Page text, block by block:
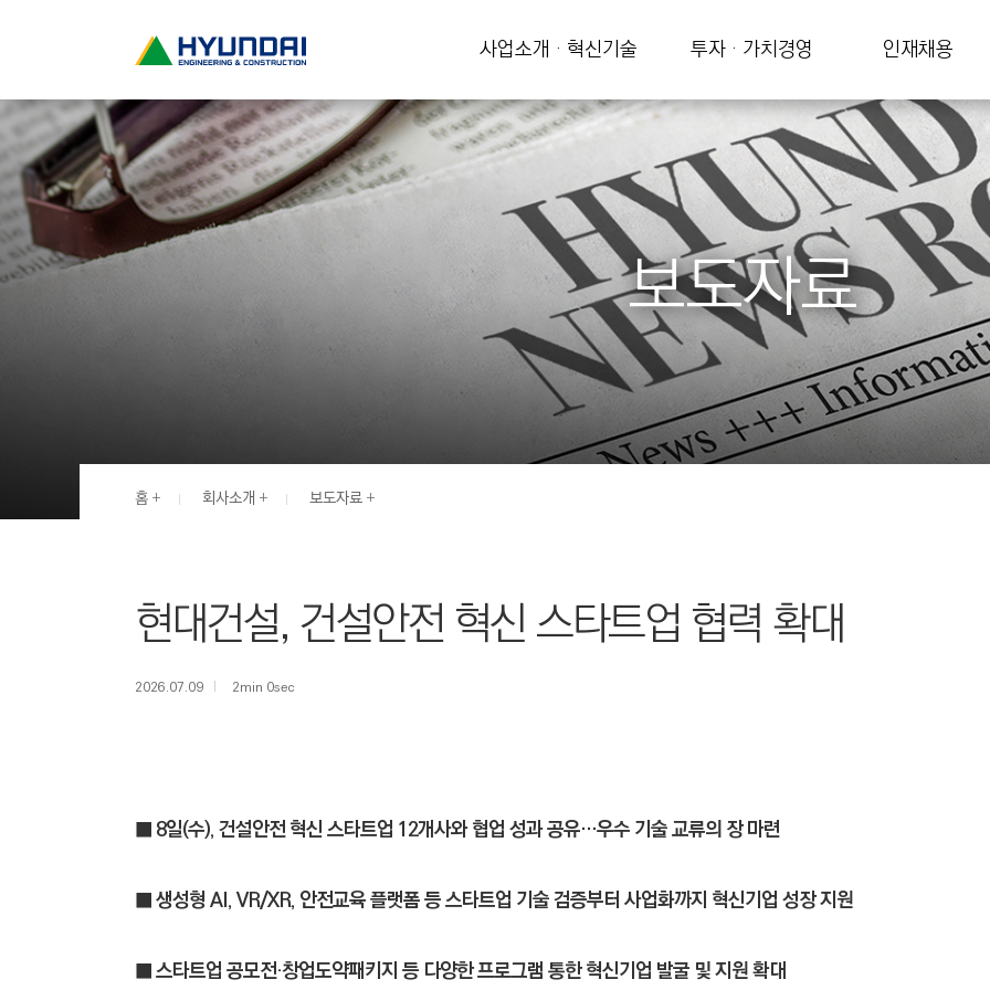
현
건
설
(
H
U
N
G
E
R
I
O
T
U
사업소개 · 혁신기술 투자 · 가치경영 인재채용
보도자료
홈 회사소개 보도자료
현대건설, 건설안전 혁신 스타트업 협력 확대
2026.07.09 2min 0sec
■ 8일(수), 건설안전 혁신 스타트업 12개사와 협업 성과 공유…우수 기술 교류의 장 마련
■ 생성형 AI, VR/XR, 안전교육 플랫폼 등 스타트업 기술 검증부터 사업화까지 혁신기업 성장 지원
■ 스타트업 공모전·창업도약패키지 등 다양한 프로그램 통한 혁신기업 발굴 및 지원 확대